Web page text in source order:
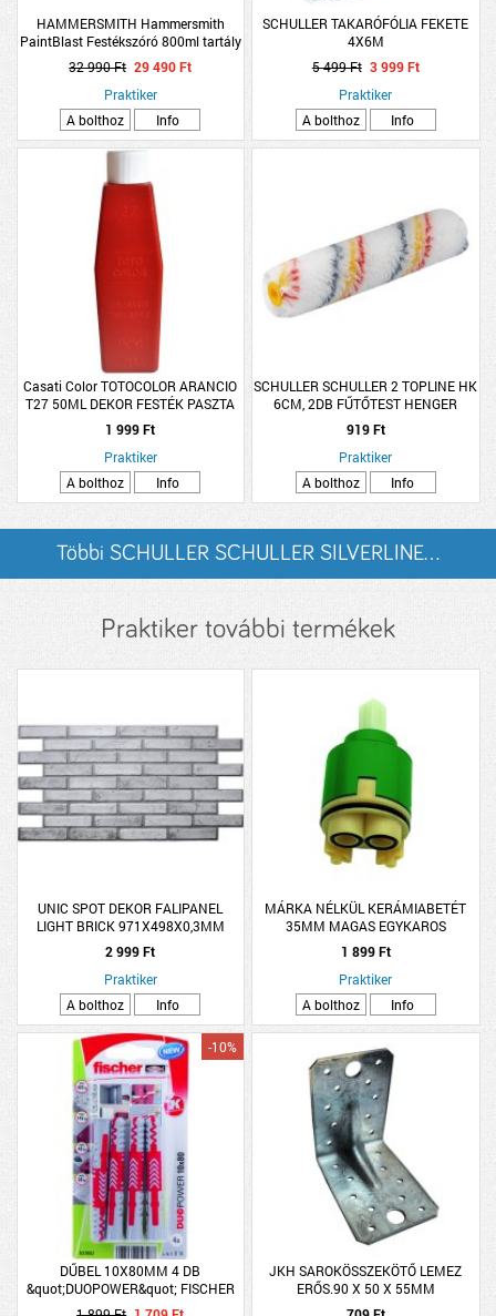
HAMMERSMITH Hammersmith
PaintBlast Festékszóró 800ml tartály
600W max. 1000ml/perc
32 990 Ft 29 490 Ft
Praktiker
A bolthoz
Info
SCHULLER TAKARÓFÓLIA FEKETE
4X6M
5 499 Ft 3 999 Ft
Praktiker
A bolthoz
Info
Casati Color TOTOCOLOR ARANCIO
T27 50ML DEKOR FESTÉK PASZTA
1 999 Ft
Praktiker
A bolthoz
Info
SCHULLER SCHULLER 2 TOPLINE HK
6CM, 2DB FŰTŐTEST HENGER
12MM-ES SZÁLHOSSZ
919 Ft
Praktiker
A bolthoz
Info
Többi SCHULLER SCHULLER SILVERLINE...
Praktiker további termékek
UNIC SPOT DEKOR FALIPANEL
LIGHT BRICK 971X498X0,3MM
2 999 Ft
Praktiker
A bolthoz
Info
MÁRKA NÉLKÜL KERÁMIABETÉT
35MM MAGAS EGYKAROS
CSAPTELEPHEZ
1 899 Ft
Praktiker
A bolthoz
Info
DŰBEL 10X80MM 4 DB
&quot;DUOPOWER&quot; FISCHER
-10%
JKH SAROKÖSSZEKÖTŐ LEMEZ
ERŐS.90 X 50 X 55MM